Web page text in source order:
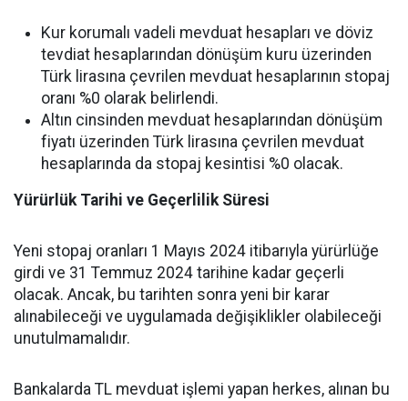
Kur korumalı vadeli mevduat hesapları ve döviz
tevdiat hesaplarından dönüşüm kuru üzerinden
Türk lirasına çevrilen mevduat hesaplarının stopaj
oranı %0 olarak belirlendi.
Altın cinsinden mevduat hesaplarından dönüşüm
fiyatı üzerinden Türk lirasına çevrilen mevduat
hesaplarında da stopaj kesintisi %0 olacak.
Yürürlük Tarihi ve Geçerlilik Süresi
Yeni stopaj oranları 1 Mayıs 2024 itibarıyla yürürlüğe
girdi ve 31 Temmuz 2024 tarihine kadar geçerli
olacak. Ancak, bu tarihten sonra yeni bir karar
alınabileceği ve uygulamada değişiklikler olabileceği
unutulmamalıdır.
Bankalarda TL mevduat işlemi yapan herkes, alınan bu